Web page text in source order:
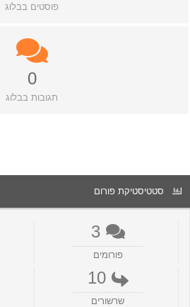
פוסטים בבלוג
0
תגובות בבלוג
סטטיסטיקת פורום
3
פורומים
10
שרשורים